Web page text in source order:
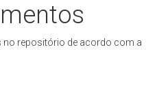
repositório de acordo com a